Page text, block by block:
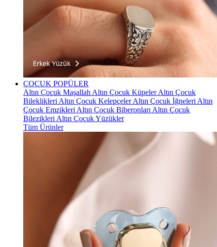
ÇOCUK POPÜLER
Altın Çocuk Maşallah Altın Çocuk KüpelerAltın Çocuk
Bileklikleri Altın Çocuk KelepçelerAltın Çocuk İğneleri Altın
Çocuk Emzikleri Altın Çocuk Biberonları Altın Çocuk
Bilezikleri Altın Çocuk Yüzükler
Tüm Ürünler